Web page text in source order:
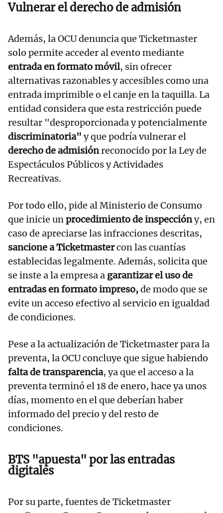
Vulnerar el derecho de admisión
Además, la OCU denuncia que Ticketmaster
solo permite acceder al evento mediante
entrada en formato móvil, sin ofrecer
alternativas razonables y accesibles como una
entrada imprimible o el canje en la taquilla. La
entidad considera que esta restricción puede
resultar "desproporcionada y potencialmente
discriminatoria" y que podría vulnerar el
derecho de admisiónreconocido por la Ley de
Espectáculos Públicos y Actividades
Recreativas.
Por todo ello, pide al Ministerio de Consumo
que inicie unprocedimiento de inspeccióny, en
caso de apreciarse las infracciones descritas,
sancione a Ticketmastercon las cuantías
establecidas legalmente. Además, solicita que
se inste a la empresa a garantizar el uso de
entradas en formato impreso,de modo que se
evite un acceso efectivo al servicio en igualdad
de condiciones.
Pese a la actualización de Ticketmaster para la
preventa, la OCU concluye que sigue habiendo
falta de transparencia, ya que el acceso a la
preventa terminó el 18 de enero, hace ya unos
días, momento en el que deberían haber
informado del precio y del resto de
condiciones.
BTS "apuesta" por las entradas
digitales
Por su parte, fuentes de Ticketmaster